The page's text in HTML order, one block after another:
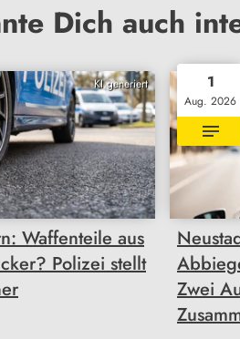
Dich auch
KI generiert
Waffenteile aus
Polizei stellt
1
Aug. 2026
Zwei